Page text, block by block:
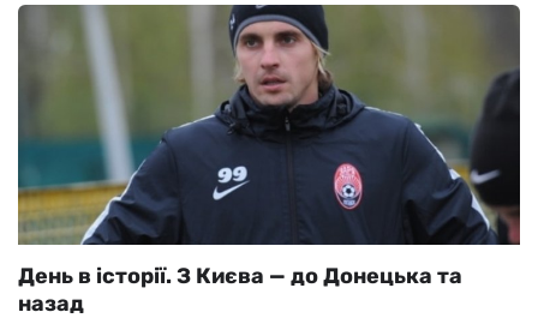
День в історії. З Києва — до Донецька та
назад